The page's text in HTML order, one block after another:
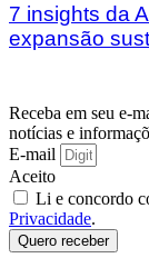
7 insights da
expansão
Receba em seu e-
notícias e
E-mail
Aceito
Li e concordo
Privacidade.
Quero receber